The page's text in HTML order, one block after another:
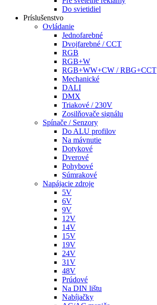
Do svietidiel
Príslušenstvo
Ovládanie
Jednofarebné
Dvojfarebné / CCT
RGB
RGB+W
RGB+WW+CW / RBG+CCT
Mechanické
DALI
DMX
Triakové / 230V
Zosilňovače signálu
Spínače / Senzory
Do ALU profilov
Na mávnutie
Dotykové
Dverové
Pohybové
Súmrakové
Napájacie zdroje
5V
6V
9V
12V
14V
15V
19V
24V
31V
48V
Prúdové
Na DIN lištu
Nabíjačky